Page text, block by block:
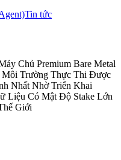
Tin tức
Chủ Premium Bare Metal
Môi Trường Thực Thi Được
Nhất Nhờ Triển Khai
Liệu Có Mật Độ Stake Lớn
Giới